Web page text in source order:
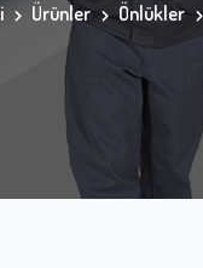
Ürünler Önlükler